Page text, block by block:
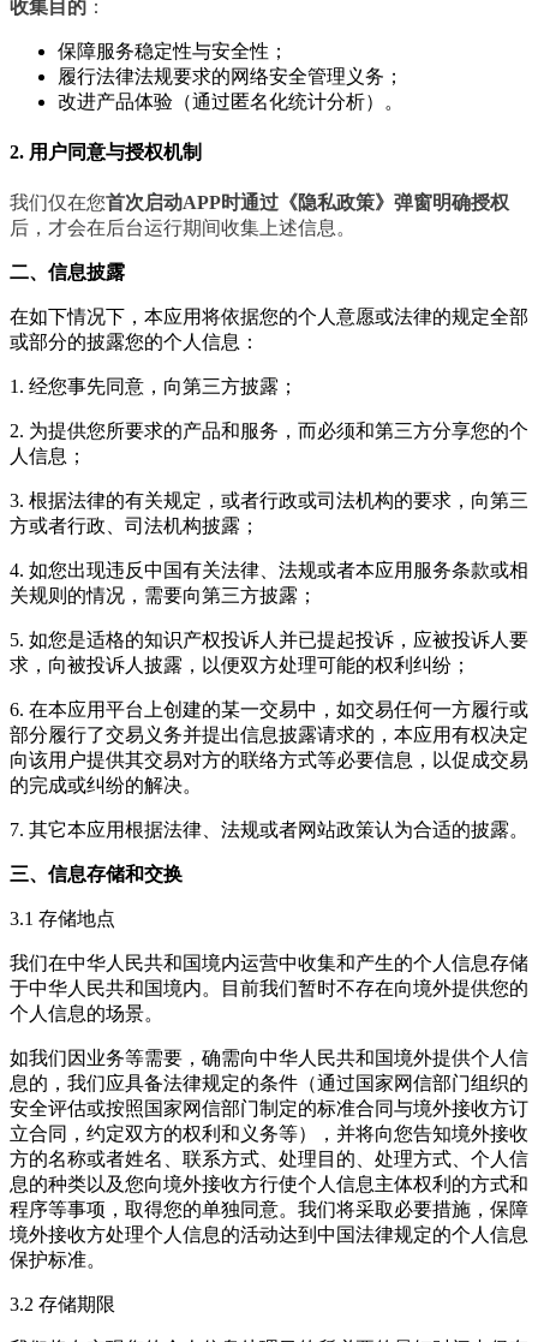
收集目的 ：
保障服务稳定性与安全性；
履行法律法规要求的网络安全管理义务；
改进产品体验（通过匿名化统计分析）。
2. 用户同意与授权机制
我们仅在您首次启动APP时通过《隐私政策》弹窗明确授权
后，才会在后台运行期间收集上述信息。
二、信息披露
在如下情况下，本应用将依据您的个人意愿或法律的规定全部
或部分的披露您的个人信息：
1. 经您事先同意，向第三方披露；
2. 为提供您所要求的产品和服务，而必须和第三方分享您的个
人信息；
3. 根据法律的有关规定，或者行政或司法机构的要求，向第三
方或者行政、司法机构披露；
4. 如您出现违反中国有关法律、法规或者本应用服务条款或相
关规则的情况，需要向第三方披露；
5. 如您是适格的知识产权投诉人并已提起投诉，应被投诉人要
求，向被投诉人披露，以便双方处理可能的权利纠纷；
6. 在本应用平台上创建的某一交易中，如交易任何一方履行或
部分履行了交易义务并提出信息披露请求的，本应用有权决定
向该用户提供其交易对方的联络方式等必要信息，以促成交易
的完成或纠纷的解决。
7. 其它本应用根据法律、法规或者网站政策认为合适的披露。
三、信息存储和交换
3.1 存储地点
我们在中华人民共和国境内运营中收集和产生的个人信息存储
于中华人民共和国境内。目前我们暂时不存在向境外提供您的
个人信息的场景。
如我们因业务等需要，确需向中华人民共和国境外提供个人信
息的，我们应具备法律规定的条件（通过国家网信部门组织的
安全评估或按照国家网信部门制定的标准合同与境外接收方订
立合同，约定双方的权利和义务等），并将向您告知境外接收
方的名称或者姓名、联系方式、处理目的、处理方式、个人信
息的种类以及您向境外接收方行使个人信息主体权利的方式和
程序等事项，取得您的单独同意。我们将采取必要措施，保障
境外接收方处理个人信息的活动达到中国法律规定的个人信息
保护标准。
3.2 存储期限